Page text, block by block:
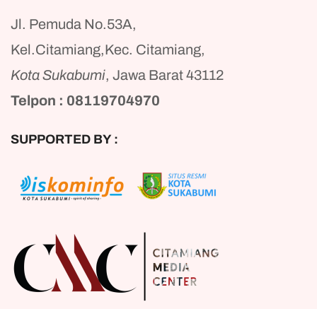
Jl. Pemuda No.53A,
Kel.Citamiang,Kec. Citamiang,
Kota Sukabumi, Jawa Barat 43112
Telpon : 08119704970
SUPPORTED BY :